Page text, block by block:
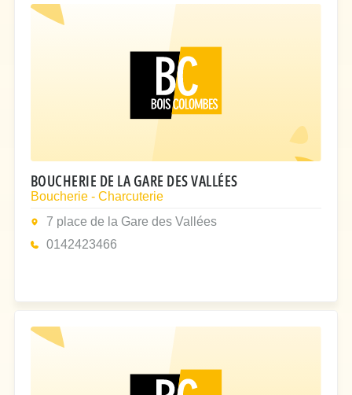
BOUCHERIE DE LA GARE DES VALLÉES
Boucherie - Charcuterie
7 place de la Gare des Vallées
0142423466